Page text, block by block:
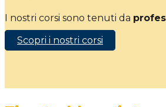
I nostri corsi sono tenuti da
Scopri i nostri corsi